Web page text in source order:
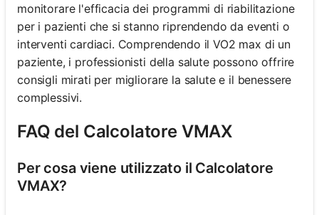
monitorare l'efficacia dei programmi di riabilitazione
per i pazienti che si stanno riprendendo da eventi o
interventi cardiaci. Comprendendo il VO2 max di un
paziente, i professionisti della salute possono offrire
consigli mirati per migliorare la salute e il benessere
complessivi.
FAQ del Calcolatore VMAX
Per cosa viene utilizzato il Calcolatore
VMAX?